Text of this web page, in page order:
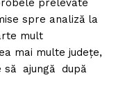
prelevate
spre analiză la
mult
mai multe județe,
să ajungă după